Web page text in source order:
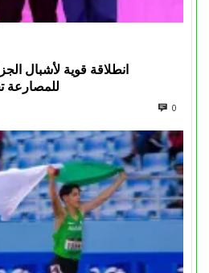
انطلاقة قوية لأشبال
للمصارعة تحت 17 سنة
0